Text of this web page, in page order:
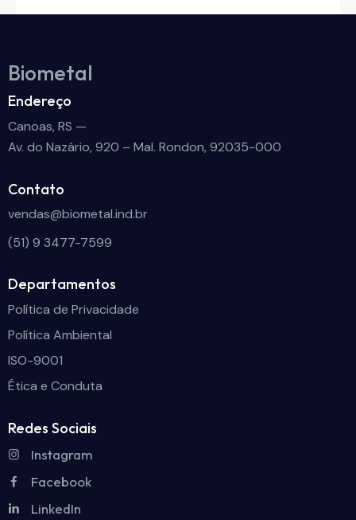
Biometal
Endereço
Canoas, RS —
Av. do Nazário, 920 – Mal. Rondon, 92035-000
Contato
vendas@biometal.ind.br
(51) 9 3477-7599
Departamentos
Política de Privacidade
Política Ambiental
ISO-9001
Ética e Conduta
Redes Sociais
Instagram
Facebook
LinkedIn